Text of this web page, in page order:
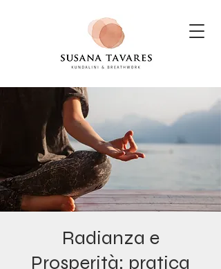
Radianza e
Prosperità: pratica